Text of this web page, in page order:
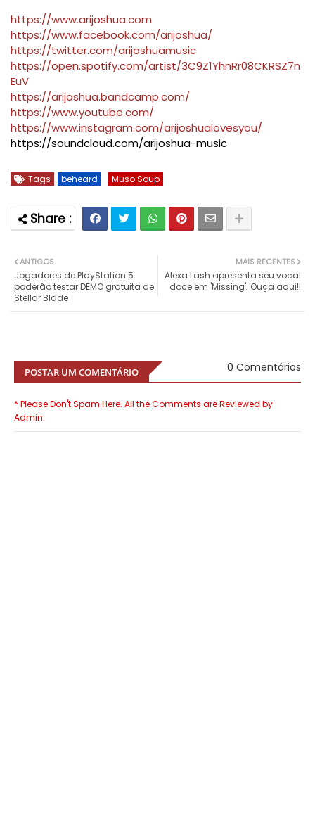
https://www.arijoshua.com
https://www.facebook.com/arijoshua/
https://twitter.com/arijoshuamusic
https://open.spotify.com/artist/3C9Z1YhnRr08CKRSZ7n
EuV
https://arijoshua.bandcamp.com/
https://www.youtube.com/
https://www.instagram.com/arijoshualovesyou/
https://soundcloud.com/arijoshua-music
Tags beheard Muso Soup
MAIS RECENTES
Alexa Lash apresenta seu vocal
doce em 'Missing'; Ouça aqui!!
ANTIGOS
Jogadores de PlayStation 5
poderão testar DEMO gratuita de
Stellar Blade
POSTAR UM COMENTÁRIO 0 Comentários
* Please Don't Spam Here. All the Comments are Reviewed by
Admin.